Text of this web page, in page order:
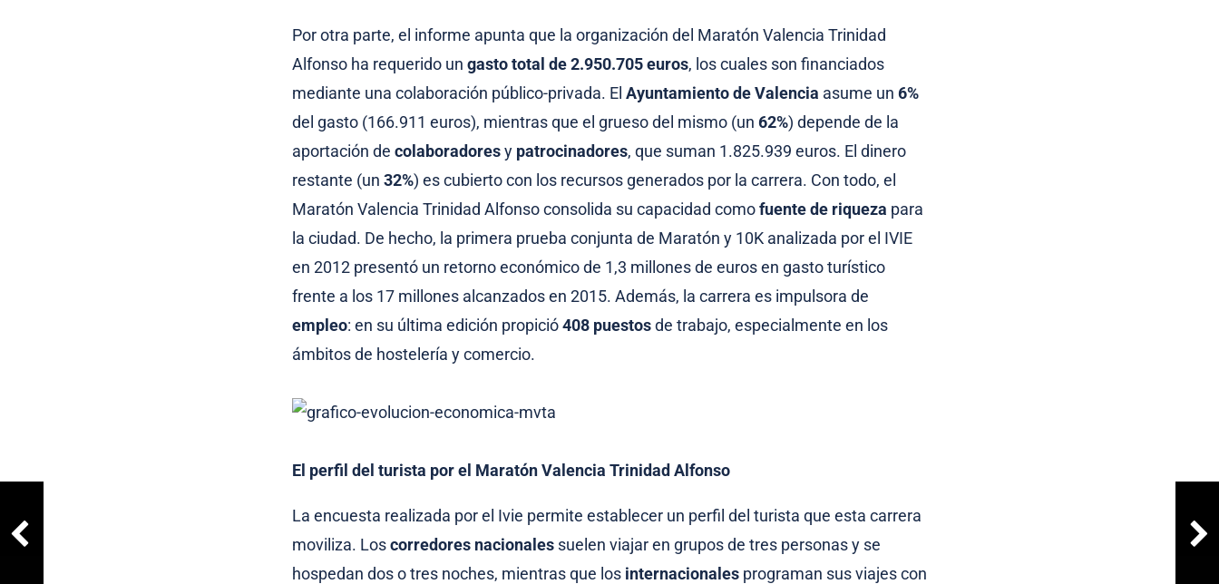
Por otra parte, el informe apunta que la organización del Maratón Valencia Trinidad
Alfonso ha requerido un gasto total de 2.950.705 euros, los cuales son financiados
mediante una colaboración público-privada. El Ayuntamiento de Valencia asume un 6%
del gasto (166.911 euros), mientras que el grueso del mismo (un 62%) depende de la
aportación de colaboradoresy patrocinadores, que suman 1.825.939 euros. El dinero
restante (un 32%) es cubierto con los recursos generados por la carrera. Con todo, el
Maratón Valencia Trinidad Alfonso consolida su capacidad comofuente de riqueza para
la ciudad. De hecho, la primera prueba conjunta de Maratón y 10K analizada por el IVIE
en 2012 presentó un retorno económico de 1,3 millones de euros en gasto turístico
frente a los 17 millones alcanzados en 2015. Además, la carrera es impulsora de
empleo: en su última edición propició408 puestosde trabajo, especialmente en los
ámbitos de hostelería y comercio.
El perfil del turista por el Maratón Valencia Trinidad Alfonso
La encuesta realizada por el Ivie permite establecer un perfil del turista que esta carrera
moviliza. Loscorredores nacionales suelen viajar en grupos de tres personas y se
hospedan dos o tres noches, mientras que los internacionales programan sus viajes con